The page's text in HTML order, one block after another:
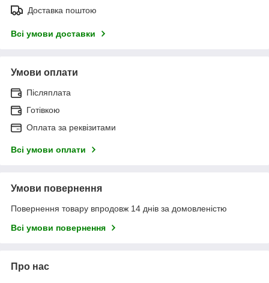
Доставка поштою
Всі умови доставки
Умови оплати
Післяплата
Готівкою
Оплата за реквізитами
Всі умови оплати
Умови повернення
Повернення товару впродовж 14 днів за домовленістю
Всі умови повернення
Про нас